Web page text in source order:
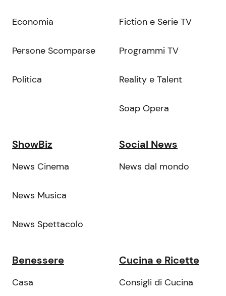
Economia
Persone Scomparse
Politica
Fiction e Serie TV
Programmi TV
Reality e Talent
Soap Opera
ShowBiz
News Cinema
News Musica
News Spettacolo
Social News
News dal mondo
Benessere
Casa
Cucina e Ricette
Consigli di Cucina